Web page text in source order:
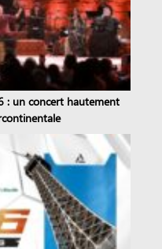
: un concert hautement